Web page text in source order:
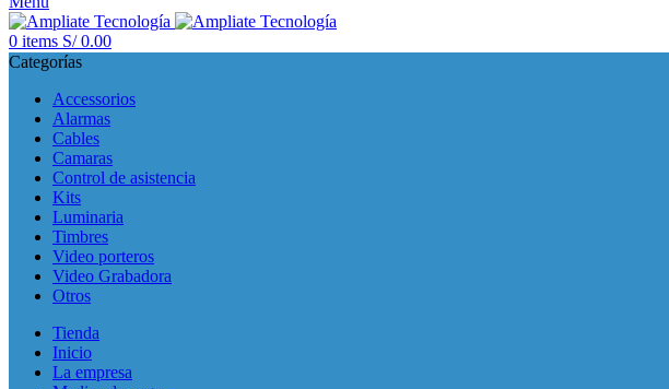
0 items S/0.00
Categorías
Accessorios
Alarmas
Cables
Camaras
Control de asistencia
Kits
Luminaria
Timbres
Video porteros
Video Grabadora
Otros
Tienda
Inicio
La empresa